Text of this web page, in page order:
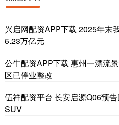
兴启网配资APP下载 2025年末
5.23万亿元
公牛配资APP下载 惠州一漂流
区已停业整改
伍祥配资平台 长安启源Q06预
SUV